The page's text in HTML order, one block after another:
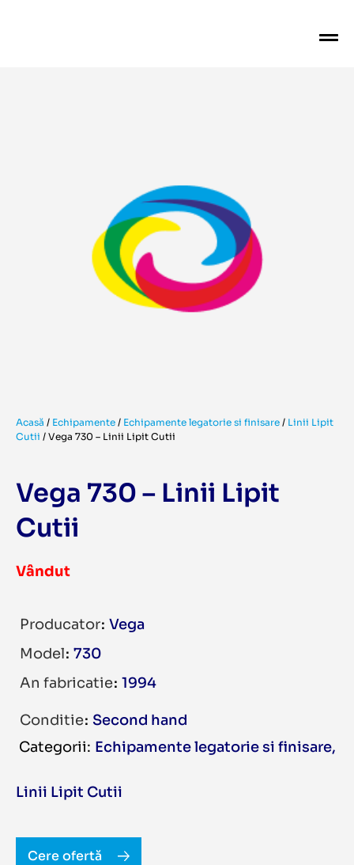
Acasă / Echipamente / Echipamente legatorie si finisare / Linii Lipit
Cutii / Vega 730 – Linii Lipit Cutii
Vega 730 – Linii Lipit
Cutii
Vândut
Producator Vega
Model 730
An fabricatie 1994
Conditie Second hand
Echipamente legatorie si finisare
Linii Lipit Cutii
Cere ofertă